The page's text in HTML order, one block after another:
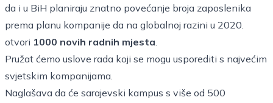
da i u BiH planiraju znatno povećanje broja zaposlenika
prema planu kompanije da na globalnoj razini u 2020.
otvori 1000 novih radnih mjesta.
Pružat ćemo uslove rada koji se mogu usporediti s najvećim
svjetskim kompanijama.
Naglašava da će sarajevski kampus s više od 500